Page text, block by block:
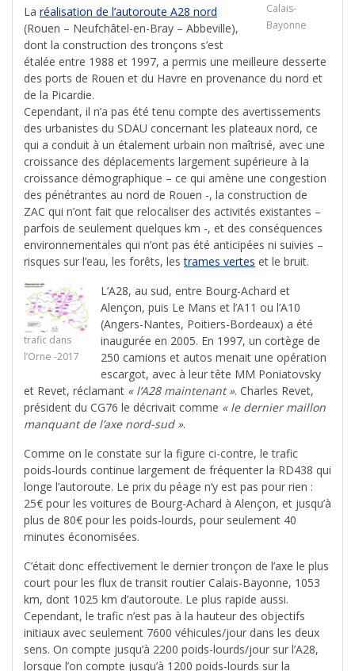
Calais-
Bayonne
La réalisation de l’autoroute A28 nord
(Rouen – Neufchâtel-en-Bray – Abbeville),
dont la construction des tronçons s’est
étalée entre 1988 et 1997, a permis une meilleure desserte
des ports de Rouen et du Havre en provenance du nord et
de la Picardie.
Cependant, il n’a pas été tenu compte des avertissements
des urbanistes du SDAU concernant les plateaux nord, ce
qui a conduit à un étalement urbain non maîtrisé, avec une
croissance des déplacements largement supérieure à la
croissance démographique – ce qui amène une congestion
des pénétrantes au nord de Rouen -, la construction de
ZAC qui n’ont fait que relocaliser des activités existantes –
parfois de seulement quelques km -, et des conséquences
environnementales qui n’ont pas été anticipées ni suivies –
risques sur l’eau, les forêts, lestrames vertes et le bruit.
trafic dans
l’Orne -2017
L’A28, au sud, entre Bourg-Achard et
Alençon, puis Le Mans et l’A11 ou l’A10
(Angers-Nantes, Poitiers-Bordeaux) a été
inaugurée en 2005. En 1997, un cortège de
250 camions et autos menait une opération
escargot, avec à leur tête MM Poniatovsky
et Revet, réclamant « l’A28 maintenant ». Charles Revet,
président du CG76 le décrivait comme « le dernier maillon
manquant de l’axe nord-sud ».
Comme on le constate sur la figure ci-contre, le trafic
poids-lourds continue largement de fréquenter la RD438 qui
longe l’autoroute. Le prix du péage n’y est pas pour rien :
25€ pour les voitures de Bourg-Achard à Alençon, et jusqu’à
plus de 80€ pour les poids-lourds, pour seulement 40
minutes économisées.
C’était donc effectivement le dernier tronçon de l’axe le plus
court pour les flux de transit routier Calais-Bayonne, 1053
km, dont 1025 km d’autoroute. Le plus rapide aussi.
Cependant, le trafic n’est pas à la hauteur des objectifs
initiaux avec seulement 7600 véhicules/jour dans les deux
sens. On compte jusqu’à 2200 poids-lourds/jour sur l’A28,
lorsque l’on compte jusqu’à 1200 poids-lourds sur la